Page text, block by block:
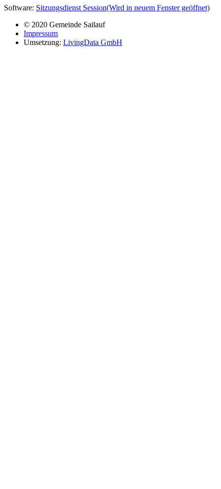
Software: Sitzungsdienst Session(Wird in neuem Fenster geöffnet)
© 2020 Gemeinde Sailauf
Impressum
Umsetzung: LivingData GmbH